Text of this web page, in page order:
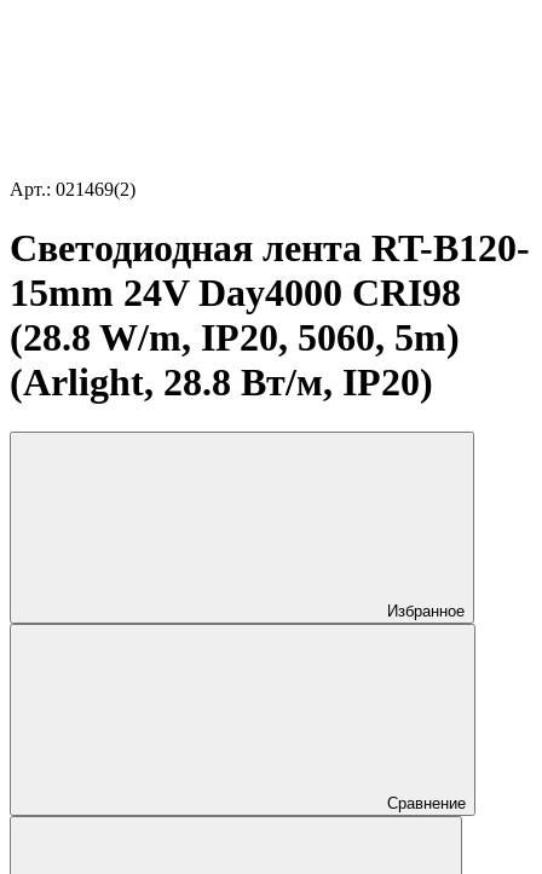
Арт.: 021469(2)
Светодиодная лента RT-B120-
15mm 24V Day4000 CRI98
(28.8 W/m, IP20, 5060, 5m)
(Arlight, 28.8 Вт/м, IP20)
Избранное
Сравнение